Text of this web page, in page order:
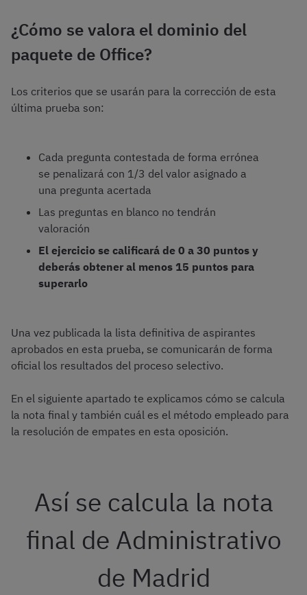
¿Cómo se valora el dominio del
paquete de Office?
Los criterios que se usarán para la corrección de esta
última prueba son:
Cada pregunta contestada de forma errónea
se penalizará con 1/3 del valor asignado a
una pregunta acertada
Las preguntas en blanco no tendrán
valoración
El ejercicio se calificará de 0 a 30 puntos y
deberás obtener al menos 15 puntos para
superarlo
Una vez publicada la lista definitiva de aspirantes
aprobados en esta prueba, se comunicarán de forma
oficial los resultados del proceso selectivo.
En el siguiente apartado te explicamos cómo se calcula
la nota final y también cuál es el método empleado para
la resolución de empates en esta oposición.
Así se calcula la nota
final de Administrativo
de Madrid